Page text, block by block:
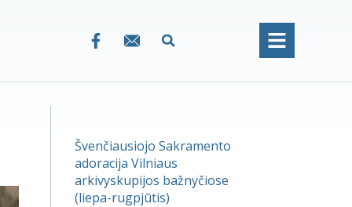
Švenčiausiojo Sakramento
adoracija Vilniaus
arkivyskupijos bažnyčiose
(liepa-rugpjūtis)